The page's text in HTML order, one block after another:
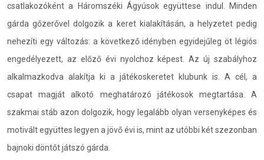
csatlakozóként a Háromszéki Ágyúsok együttese indul. Minden
gárda gőzerővel dolgozik a keret kialakításán, a helyzetet pedig
nehezíti egy változás: a következő idényben egyidejűleg öt légiós
engedélyezett, az előző évi nyolchoz képest. Az új szabályhoz
alkalmazkodva alakítja ki a játékoskeretet klubunk is. A cél, a
csapat magját alkotó meghatározó játékosok megtartása. A
szakmai stáb azon dolgozik, hogy legalább olyan versenyképes és
motivált együttes legyen a jövő évi is, mint az utóbbi két szezonban
bajnoki döntőt játszó gárda.